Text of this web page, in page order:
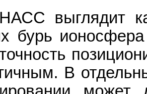
выглядит
бурь
В